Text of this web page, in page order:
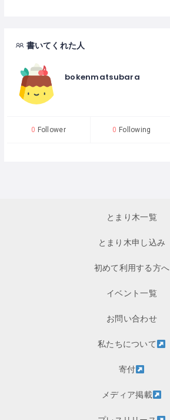
書いてくれた人
bokenmatsubara
0 Follower 0 Following
とまり木一覧
とまり木申し込み
初めて利用する方へ
イベント一覧
お問い合わせ
私たちについて
寄付
メディア掲載